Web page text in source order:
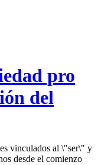
pro
del
vinculados al \"ser\" y
desde el comienzo